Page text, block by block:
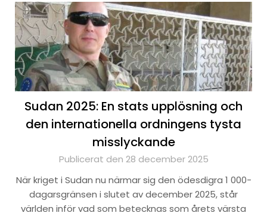
Sudan 2025: En stats upplösning och
den internationella ordningens tysta
misslyckande
Publicerat den 28 december 2025
När kriget i Sudan nu närmar sig den ödesdigra 1 000-
dagarsgränsen i slutet av december 2025, står
världen inför vad som betecknas som årets värsta